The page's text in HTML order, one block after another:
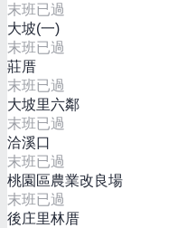
末班已過
大坡(一)
末班已過
莊厝
末班已過
大坡里六鄰
末班已過
洽溪口
末班已過
桃園區農業改良場
末班已過
後庄里林厝